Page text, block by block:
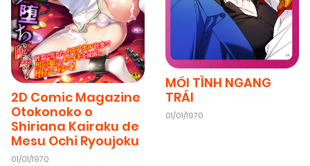
2D Comic Magazine
Otokonoko o
Shiriana Kairaku de
Mesu Ochi Ryoujoku
01/01/1970
MỐI TÌNH NGANG
TRÁI
01/01/1970